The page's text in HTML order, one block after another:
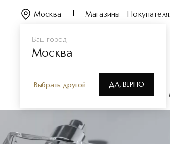
Ваш город
Москва
Выбрать другой ДА, ВЕРНО
Москва Магазины
Парфюмерия
Наборы женского